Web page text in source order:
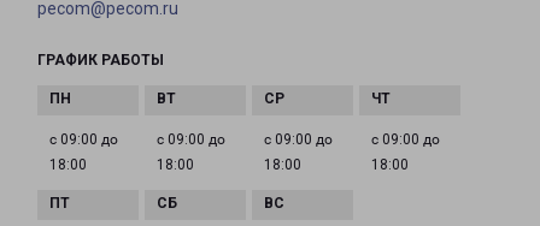
pecom@pecom.ru
ГРАФИК РАБОТЫ
с 09:00 до
18:00
с 09:00 до
18:00
с 09:00 до
18:00
с 09:00 до
18:00